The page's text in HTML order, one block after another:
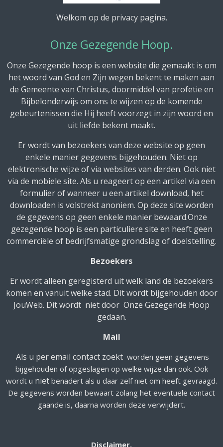
Welkom op de privacy pagina.
Onze Gezegende Hoop.
Onze Gezegende hoop is een website die gemaakt is om
het woord van God en Zijn wegen bekent te maken aan
de Gemeente van Christus, doormiddel van profetie en
Bijbelonderwijs om ons te wijzen op de komende
gebeurtenissen die Hij heeft voorzegt in zijn woord en
uit liefde bekent maakt.
Er wordt van bezoekers van deze website op geen
enkele manier gegevens bijgehouden. Niet op
elektronische wijze of via websites van derden. Ook niet
via de mobiele site. Als u reageert op een artikel via een
formulier of wanneer u een artikel download, het
downloaden is volstrekt anoniem. Op deze site worden
de gegevens op geen enkele manier bewaard.Onze
gezegende hoop is een particuliere site en heeft geen
commerciële of bedrijfsmatige grondslag of doelstelling.
Bezoekers
Er wordt alleen geregisterd uit welk land de bezoekers
komen en vanuit welke stad. Dit wordt bijgehouden door
JouWeb. Dit wordt niet door Onze Gezegende Hoop
gedaan.
Mail
Als u per email contact zoekt worden geen gegevens
bijgehouden of opgeslagen op welke wijze dan ook. Ook
wordt u niet benadert als u daar zelf niet om heeft gevraagd.
De gegevens worden bewaart zolang het eventuele contact
gaande is, daarna worden deze verwijdert.
Disclaimer.